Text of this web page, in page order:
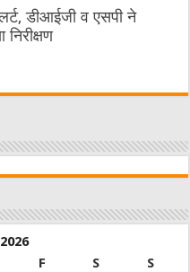
डीआईजी व एसपी ने
F S
S